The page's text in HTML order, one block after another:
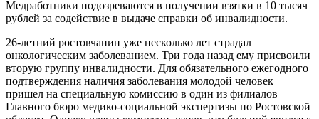
Медработники подозреваются в получении взятки в 10 тысяч
рублей за содействие в выдаче справки об инвалидности.
26-летний ростовчанин уже несколько лет страдал
онкологическим заболеванием. Три года назад ему присвоили
вторую группу инвалидности. Для обязательного ежегодного
подтверждения наличия заболевания молодой человек
пришел на специальную комиссию в один из филиалов
Главного бюро медико-социальной экспертизы по Ростовской